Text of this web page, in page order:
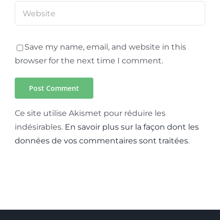
Save my name, email, and website in this
browser for the next time I comment.
Ce site utilise Akismet pour réduire les
indésirables. En savoir plus sur la façon dont les
données de vos commentaires sont traitées.